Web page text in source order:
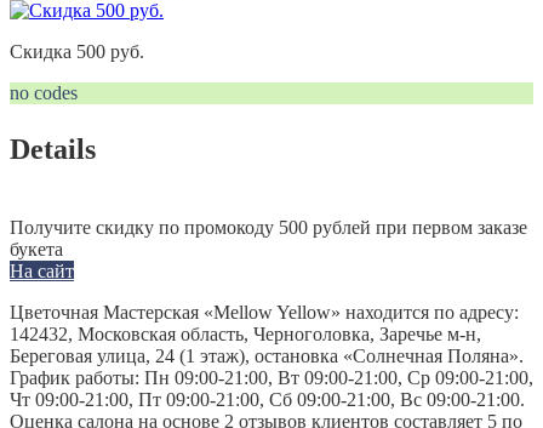
Скидка 500 руб.
no codes
Details
Получите скидку по промокоду 500 рублей при первом заказе
букета
На сайт
Цветочная Мастерская «Mellow Yellow» находится по адресу:
142432, Московская область, Черноголовка, Заречье м-н,
Береговая улица, 24 (1 этаж), остановка «Солнечная Поляна».
График работы: Пн 09:00-21:00, Вт 09:00-21:00, Ср 09:00-21:00,
Чт 09:00-21:00, Пт 09:00-21:00, Сб 09:00-21:00, Вс 09:00-21:00.
Оценка салона на основе 2 отзывов клиентов составляет 5 по